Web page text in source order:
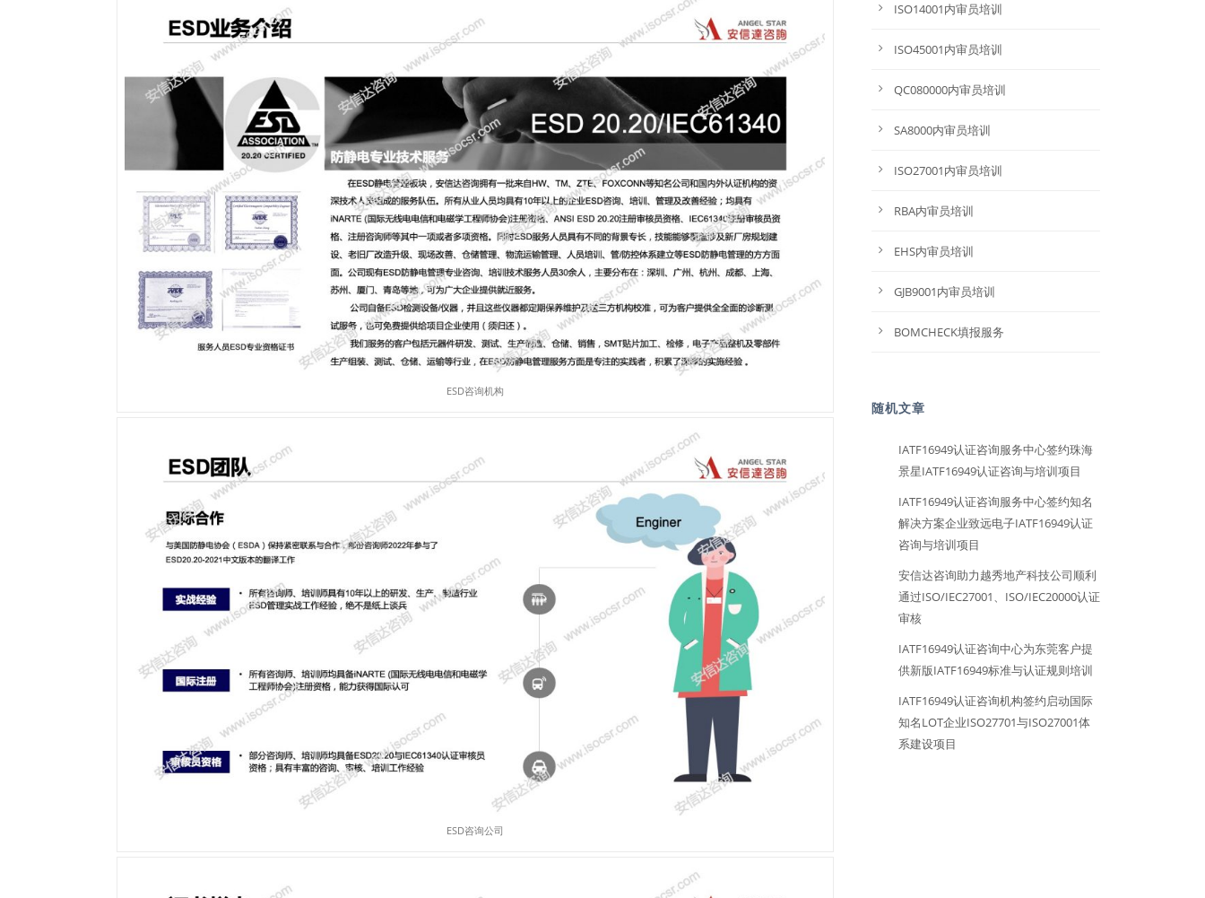
ESD咨询机构
ESD咨询公司
ISO14001内审员培训
ISO45001内审员培训
QC080000内审员培训
SA8000内审员培训
ISO27001内审员培训
RBA内审员培训
EHS内审员培训
GJB9001内审员培训
BOMCHECK填报服务
随机文章
IATF16949认证咨询服务中心签约珠海
景星IATF16949认证咨询与培训项目
IATF16949认证咨询服务中心签约知名
解决方案企业致远电子IATF16949认证
咨询与培训项目
安信达咨询助力越秀地产科技公司顺利
通过ISO/IEC27001、ISO/IEC20000认证
审核
IATF16949认证咨询中心为东莞客户提
供新版IATF16949标准与认证规则培训
IATF16949认证咨询机构签约启动国际
知名LOT企业ISO27701与ISO27001体
系建设项目